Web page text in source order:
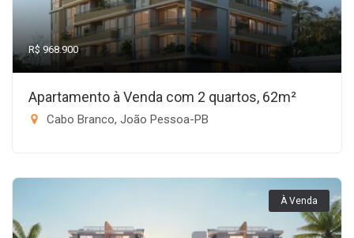
R$ 968.900
Apartamento à Venda com 2 quartos, 62m²
Cabo Branco, João Pessoa-PB
À Venda